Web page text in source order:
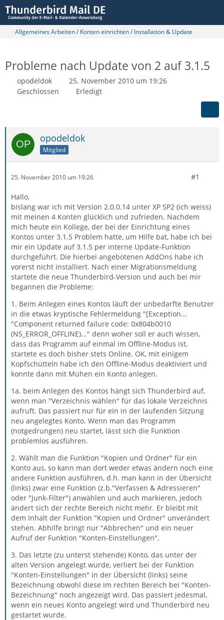
Allgemeines Arbeiten / Konten einrichten / Installation & Update
Probleme nach Update von 2 auf 3.1.5
opodeldok
25. November 2010 um 19:26
Geschlossen
Erledigt
opodeldok
Mitglied
25. November 2010 um 19:26 #1
Hallo,
bislang war ich mit Version 2.0.0.14 unter XP SP2 (ich weiss)
mit meinen 4 Konten glücklich und zufrieden. Nachdem
mich heute ein Kollege, der bei der Einrichtung eines
Kontos unter 3.1.5 Problem hatte, um Hilfe bat, habe ich bei
mir ein Update auf 3.1.5 per interne Update-Funktion
durchgeführt. Die hierbei angebotenen AddOns habe ich
vorerst nicht installiert. Nach einer Migrationsmeldung
startete die neue Thunderbird-Version und auch bei mir
begannen die Probleme:
1. Beim Anlegen eines Kontos läuft der unbedarfte Benutzer
in die etwas kryptische Fehlermeldung "[Exception...
"Component returned failure code: 0x804b0010
(NS_ERROR_OFFLINE)..." denn woher soll er auch wissen,
dass das Programm auf einmal im Offline-Modus ist,
startete es doch bisher stets Online. OK, mit einigem
Kopfschütteln habe ich den Offline-Modus deaktiviert und
konnte dann mit Mühen ein Konto anlegen.
1a. beim Anlegen des Kontos hängt sich Thunderbird auf,
wenn man "Verzeichnis wählen" für das lokale Verzeichnis
aufruft. Das passiert nur für ein in der laufenden Sitzung
neu angelegtes Konto. Wenn man das Programm
(notgedrungen) neu startet, lässt sich die Funktion
problemlos ausführen.
2. Wählt man die Funktion "Kopien und Ordner" für ein
Konto aus, so kann man dort weder etwas ändern noch eine
andere Funktion ausführen, d.h. man kann in der Übersicht
(links) zwar eine Funktion (z.b."Verfassen & Adressieren"
oder "Junk-Filter") anwählen und auch markieren, jedoch
ändert sich der rechte Bereich nicht mehr. Er bleibt mit
dem Inhalt der Funktion "Kopien und Ordner" unverändert
stehen. Abhilfe bringt nur "Abbrechen" und ein neuer
Aufruf der Funktion "Konten-Einstellungen".
3. Das letzte (zu unterst stehende) Konto, das unter der
alten Version angelegt wurde, verliert bei der Funktion
"Konten-Einstellungen" in der Übersicht (links) seine
Bezeichnung obwohl diese im rechten Bereich bei "Konten-
Bezeichnung" noch angezeigt wird. Das passiert jedesmal,
wenn ein neues Konto angelegt wird und Thunderbird neu
gestartet wurde.